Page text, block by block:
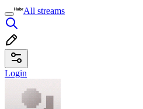
All streams
Login